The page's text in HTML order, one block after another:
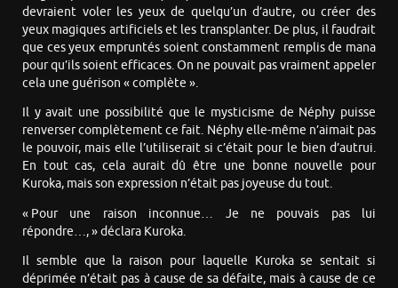
devraient voler les yeux de quelqu’un d’autre, ou créer des
yeux magiques artificiels et les transplanter. De plus, il faudrait
que ces yeux empruntés soient constamment remplis de mana
pour qu’ils soient efficaces. On ne pouvait pas vraiment appeler
cela une guérison « complète ».
Il y avait une possibilité que le mysticisme de Néphy puisse
renverser complètement ce fait. Néphy elle-même n’aimait pas
le pouvoir, mais elle l’utiliserait si c’était pour le bien d’autrui.
En tout cas, cela aurait dû être une bonne nouvelle pour
Kuroka, mais son expression n’était pas joyeuse du tout.
« Pour une raison inconnue… Je ne pouvais pas lui
répondre…, » déclara Kuroka.
Il semble que la raison pour laquelle Kuroka se sentait si
déprimée n’était pas à cause de sa défaite, mais à cause de ce